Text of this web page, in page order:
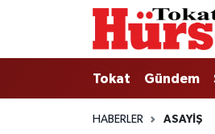
Tokat Gündem
HABERLER ASAYIŞ
Tokat
Türkiye Gündemi
Nöbetçi Eczaneler
Hava Durumu